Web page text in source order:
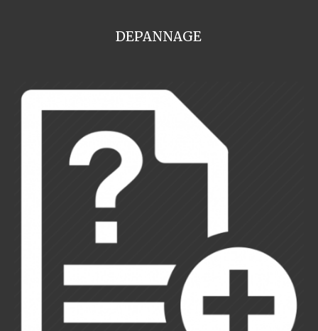
DEPANNAGE